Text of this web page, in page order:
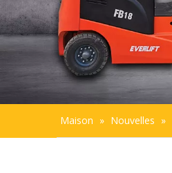
Maison » Nouvelles »